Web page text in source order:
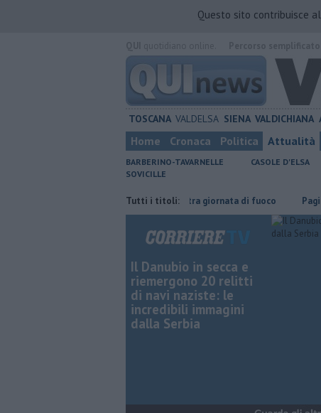
Questo sito contribuisce
TOSCANA VALDELSA SIENA VALDICHIANA
Home Cronaca Politica Attualità
BARBERINO-TAVARNELLE CASOLE D'ELSA
SOVICILLE
Tutti i titoli:
Incendi nei boschi, un'altra giornata di fuoco Pagina
Il Danubio in secca e
riemergono 20 relitti
di navi naziste: le
incredibili immagini
dalla Serbia